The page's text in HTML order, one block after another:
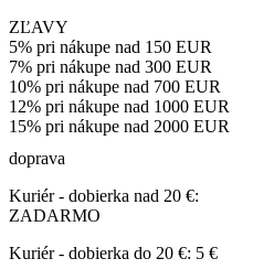
ZĽAVY
5% pri nákupe nad 150 EUR
7% pri nákupe nad 300 EUR
10% pri nákupe nad 700 EUR
12% pri nákupe nad 1000 EUR
15% pri nákupe nad 2000 EUR
doprava
Kuriér - dobierka nad 20 €:
ZADARMO
Kuriér - dobierka do 20 €: 5 €